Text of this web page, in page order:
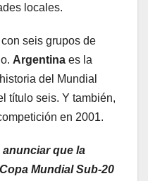
locales.
seis grupos de
Argentina es la
del Mundial
título seis. Y también,
en 2001.
anunciar que la
Mundial Sub-20